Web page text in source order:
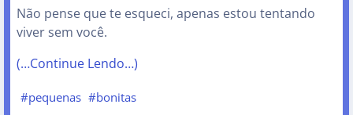
Não pense que te esqueci, apenas estou tentando
viver sem você.
(…Continue Lendo…)
#pequenas #bonitas